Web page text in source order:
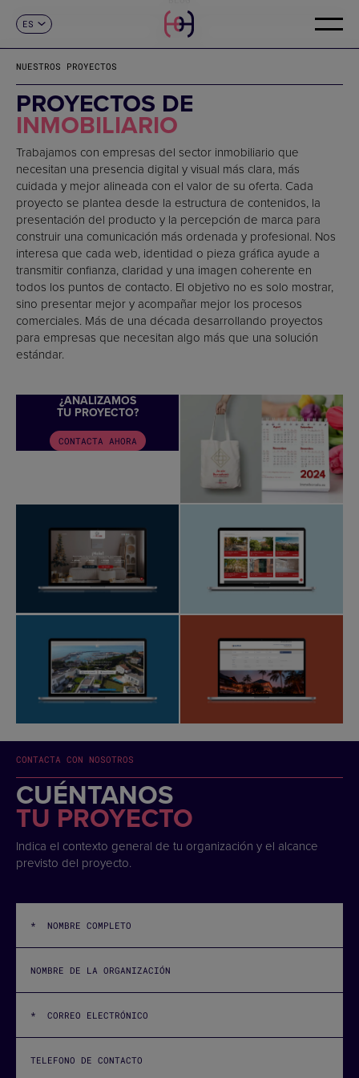
ES
FR
DE
IT
PT
CONTACTO
NUESTROS PROYECTOS
PROYECTOS DE
INMOBILIARIO
Trabajamos con empresas del sector inmobiliario que
necesitan una presencia digital y visual más clara, más
cuidada y mejor alineada con el valor de su oferta. Cada
proyecto se plantea desde la estructura de contenidos, la
presentación del producto y la percepción de marca para
construir una comunicación más ordenada y profesional. Nos
interesa que cada web, identidad o pieza gráfica ayude a
transmitir confianza, claridad y una imagen coherente en
todos los puntos de contacto. El objetivo no es solo mostrar,
sino presentar mejor y acompañar mejor los procesos
comerciales. Más de una década desarrollando proyectos
para empresas que necesitan algo más que una solución
estándar.
¿ANALIZAMOS
TU PROYECTO?
CONTACTA AHORA
CONTACTA CON NOSOTROS
CUÉNTANOS
TU PROYECTO
Indica el contexto general de tu organización y el alcance
previsto del proyecto.